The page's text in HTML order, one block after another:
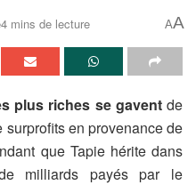
mins de lecture AA
plus riches se gaventde
en provenance de
que Tapie hérite dans
milliards payés par le